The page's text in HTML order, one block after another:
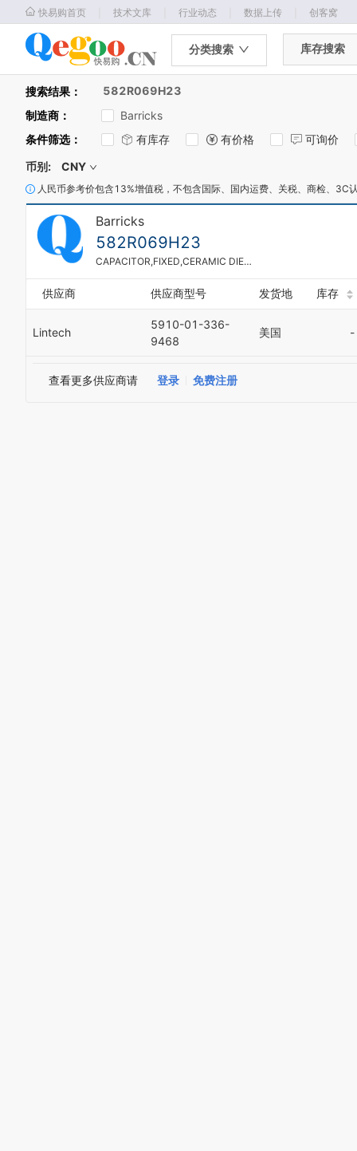
快易购首页 技术文库 行业动态 数据上传 创客窝
分类搜索 库存搜索
搜索结果：
582R069H23
制造商 ：
Barricks
条件筛选： 有库存 有价格
可询价
币别:
CNY
人民币参考价包含13%增值税，不包含国际、国内运费、关税、商检、3C
Barricks
582R069H23
CAPACITOR,FIXED,CERAMIC DIELECTRIC
供应商 供应商型号 发货地 库存
Lintech
5910-01-336-
9468
美国 -
查看更多供应商请 登录 免费注册